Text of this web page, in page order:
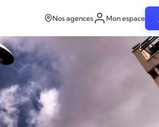
Nos agences Mon espace